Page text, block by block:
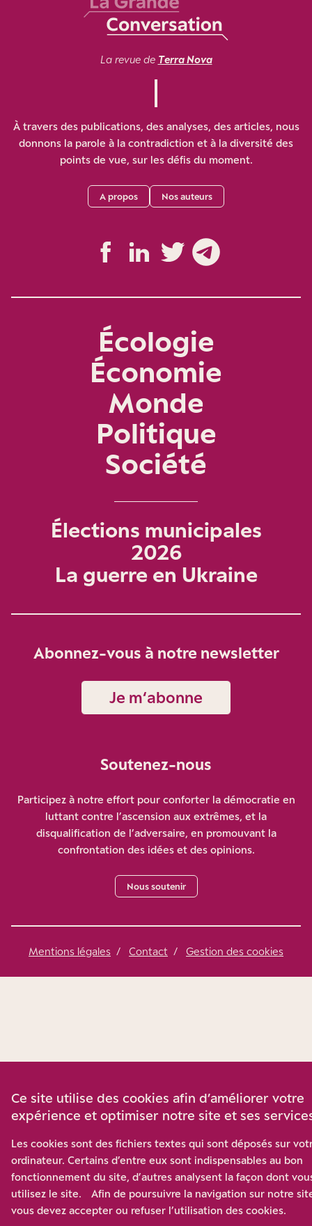
La revue de Terra Nova
À travers des publications, des analyses, des articles, nous
donnons la parole à la contradiction et à la diversité des
points de vue, sur les défis du moment.
A propos Nos auteurs
Écologie
Économie
Monde
Politique
Société
Élections municipales
2026
La guerre en Ukraine
Abonnez-vous à notre newsletter
Je m‘abonne
Soutenez-nous
Participez à notre effort pour conforter la démocratie en
luttant contre l’ascension aux extrêmes, et la
disqualification de l’adversaire, en promouvant la
confrontation des idées et des opinions.
Nous soutenir
Mentions légales / Contact / Gestion des cookies
Ce site utilise des cookies afin d’améliorer votre
expérience et optimiser notre site et ses
Les cookies sont des fichiers textes qui sont déposés sur
ordinateur. Certains d’entre eux sont indispensables au bon
fonctionnement du site, d’autres analysent la façon dont
utilisez le site. Afin de poursuivre la navigation sur notre
vous devez accepter ou refuser l’utilisation des cookies.